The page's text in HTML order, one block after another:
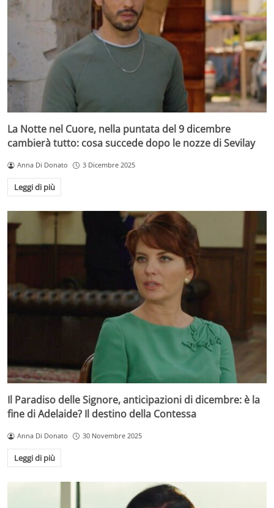
La Notte nel Cuore, nella puntata del 9 dicembre
cambierà tutto: cosa succede dopo le nozze di Sevilay
Anna Di Donato 3 Dicembre 2025
Leggi di più
Il Paradiso delle Signore, anticipazioni di dicembre: è la
fine di Adelaide? Il destino della Contessa
Anna Di Donato 30 Novembre 2025
Leggi di più